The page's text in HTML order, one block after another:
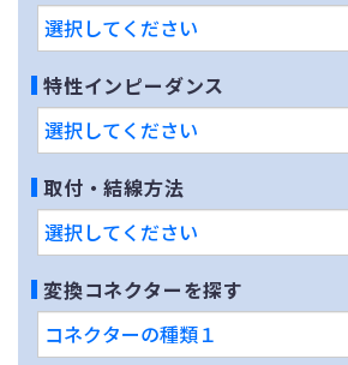
特性インピーダンス
取付・結線方法
変換コネクターを探す